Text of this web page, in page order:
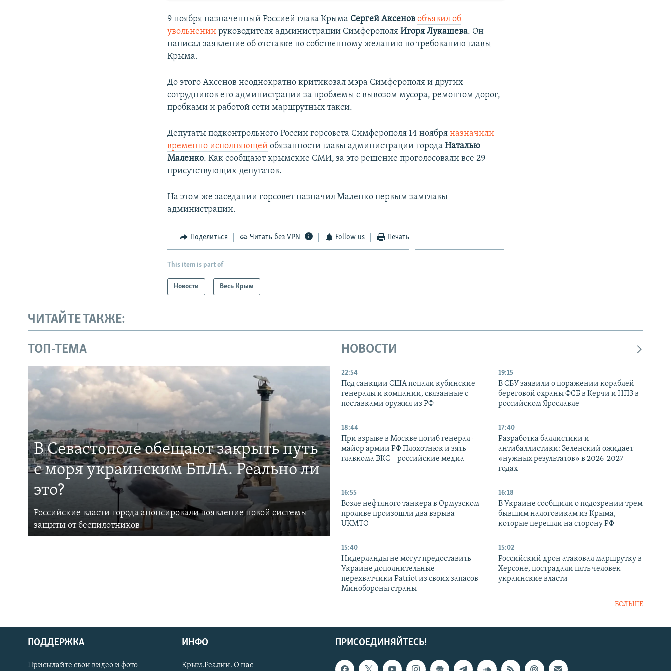
Українською
9 ноября назначенный Россией глава Крыма Сергей Аксенов объявил об
увольнении руководителя администрации СимферополяИгоря Лукашева. Он
написал заявление об отставке по собственному желанию по требованию главы
Крыма.​
До этого Аксенов неоднократно критиковал мэра Симферополя и других
сотрудников его администрации за проблемы с вывозом мусора, ремонтом дорог,
пробками и работой сети маршрутных такси.
Депутаты подконтрольного России горсовета Симферополя 14 ноябряназначили
временно исполняющей обязанности главы администрации городаНаталью
Маленко. Как сообщают крымские СМИ, за это решение проголосовали все 29
присутствующих депутатов.
На этом же заседании горсовет назначил Маленко первым замглавы
администрации.
Поделиться Читать без VPN Follow us Печать
This item is part of
Новости Весь Крым
ЧИТАЙТЕ ТАКЖЕ:
ТОП-ТЕМА
В Севастополе обещают закрыть путь
с моря украинским БпЛА. Реально ли
это?
Российские власти города анонсировали появление новой системы
защиты от беспилотников
НОВОСТИ
22:54
Под санкции США попали кубинские
генералы и компании, связанные с
поставками оружия из РФ
19:15
В СБУ заявили о поражении кораблей
береговой охраны ФСБ в Керчи и НПЗ в
российском Ярославле
18:44
При взрыве в Москве погиб генерал-
майор армии РФ Плохотнюк и зять
главкома ВКС – российские медиа
17:40
Разработка баллистики и
антибаллистики: Зеленский ожидает
«нужных результатов» в 2026-2027
годах
16:55
Возле нефтяного танкера в Ормузском
проливе произошли два взрыва –
UKMTO
16:18
В Украине сообщили о подозрении трем
бывшим налоговикам из Крыма,
которые перешли на сторону РФ
15:40
Нидерланды не могут предоставить
Украине дополнительные
перехватчики Patriot из своих запасов –
Минобороны страны
15:02
Российский дрон атаковал маршрутку в
Херсоне, пострадали пять человек –
украинские власти
БОЛЬШЕ
ПРИСОЕДИНЯЙТЕСЬ!
ПОДДЕРЖКА
Присылайте свои видео и фото
ИНФО
Крым.Реалии. О нас